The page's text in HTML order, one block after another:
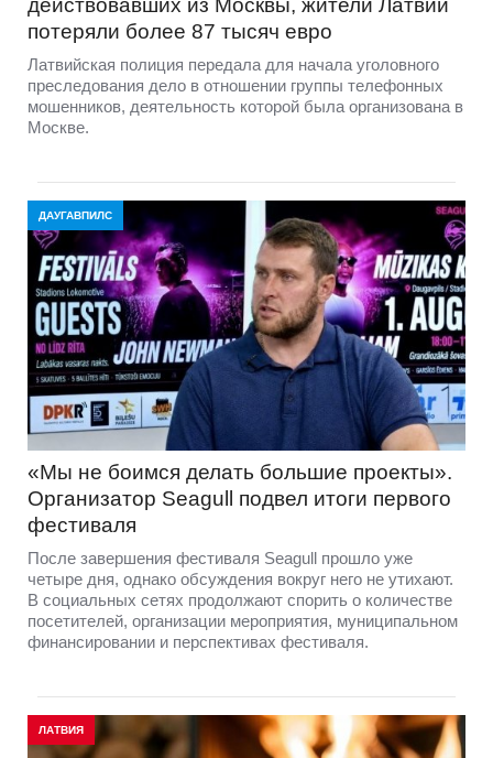
действовавших из Москвы, жители Латвии
потеряли более 87 тысяч евро
Латвийская полиция передала для начала уголовного
преследования дело в отношении группы телефонных
мошенников, деятельность которой была организована в
Москве.
ДАУГАВПИЛС
«Мы не боимся делать большие проекты».
Организатор Seagull подвел итоги первого
фестиваля
После завершения фестиваля Seagull прошло уже
четыре дня, однако обсуждения вокруг него не утихают.
В социальных сетях продолжают спорить о количестве
посетителей, организации мероприятия, муниципальном
финансировании и перспективах фестиваля.
ЛАТВИЯ